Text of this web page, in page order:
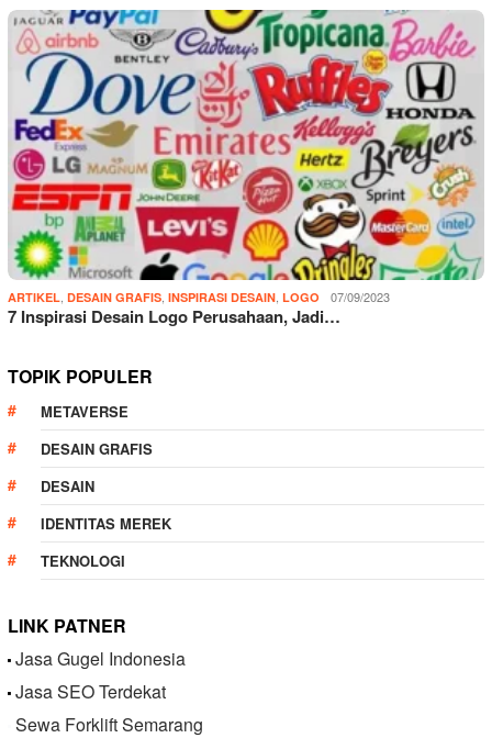
ARTIKEL DESAIN GRAFIS INSPIRASI DESAIN LOGO 07/09/2023
7 Inspirasi Desain Logo Perusahaan, Jadi…
TOPIK POPULER
METAVERSE
DESAIN GRAFIS
DESAIN
IDENTITAS MEREK
TEKNOLOGI
LINK PATNER
Jasa Gugel Indonesia
Jasa SEO Terdekat
Sewa Forklift Semarang